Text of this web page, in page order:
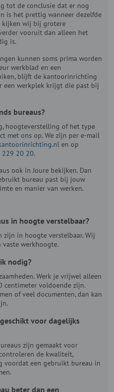
tot de conclusie dat er nog
is het prettig wanneer dezelfde
kijken wij bij grotere
vooruit dan alleen het
is.
kunnen soms prima worden
werkblad en een
blijft de kantoorinrichting
een werkplek krijgt die past bij
bureaus?
hoogteverstelling of het type
met ons op. We zijn per e-mail
en op
229 20 20.
ook in Joure bekijken. Dan
bureau past bij jouw
en manier van werken.
in hoogte verstelbaar?
zijn in hoogte verstelbaar. Wij
vaste werkhoogte.
nodig?
Werk je vrijwel alleen
centimeter voldoende zijn.
of veel documenten, dan kan
voor dagelijks
zijn gemaakt voor
de kwaliteit,
voordat een gebruikt bureau in
beter dan een